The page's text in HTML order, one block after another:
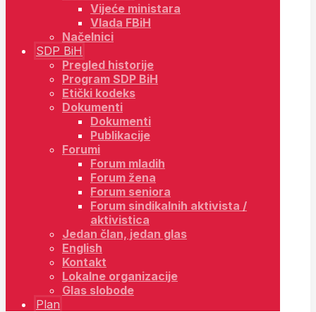
Vijeće ministara
Vlada FBiH
Načelnici
SDP BiH
Pregled historije
Program SDP BiH
Etički kodeks
Dokumenti
Dokumenti
Publikacije
Forumi
Forum mladih
Forum žena
Forum seniora
Forum sindikalnih aktivista /
aktivistica
Jedan član, jedan glas
English
Kontakt
Lokalne organizacije
Glas slobode
Plan